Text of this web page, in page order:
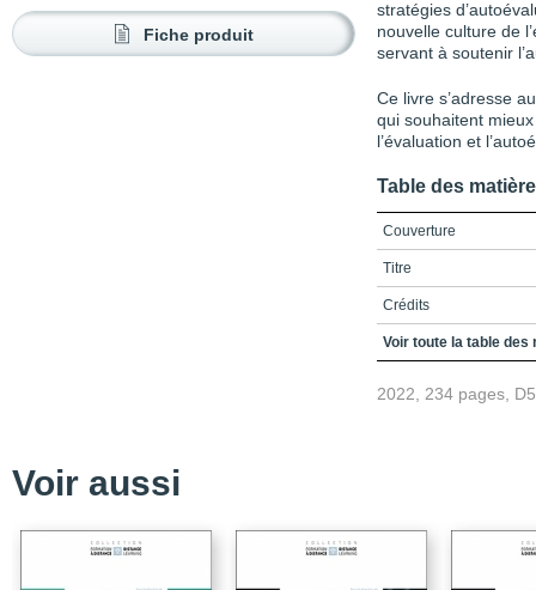
Fiche produit
stratégies
nouvelle culture de
servant à soutenir
Ce livre s’adresse
qui souhaitent
l’évaluation et
Table des
Couverture
Titre
Crédits
Remerciements
Introduction
Voir toute la table des
2022, 234 pages,
Voir aussi